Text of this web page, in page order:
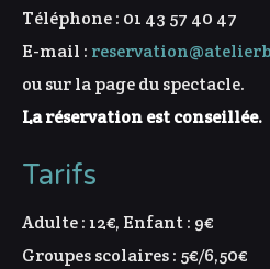
Téléphone : 01 43 57 40 47
E-mail :
ou sur la page du spectacle.
La réservation est conseillée.
Tarifs
Adulte : 12€, Enfant : 9€
Groupes scolaires : 5€/6,50€